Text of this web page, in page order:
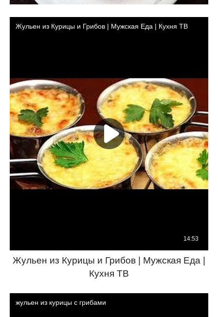
Жульен из Курицы и Грибов | Мужская Еда |
Кухня ТВ